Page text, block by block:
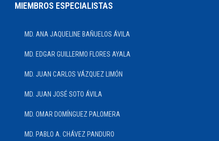
MIEMBROS ESPECIALISTAS
MD. ANA JAQUELINE BAÑUELOS ÁVILA
MD. EDGAR GUILLERMO FLORES AYALA
MD. JUAN CARLOS VÁZQUEZ LIMÓN
MD. JUAN JOSÉ SOTO ÁVILA
MD. OMAR DOMÍNGUEZ PALOMERA
MD. PABLO A. CHÁVEZ PANDURO